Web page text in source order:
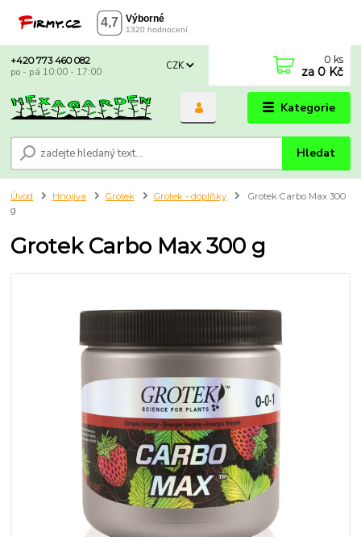
Kategorie
CZK
Hledat
+420 773 460 082
po - pá 10:00 - 17:00
0 ks
za 0 Kč
Úvod Hnojiva Grotek Grotek - doplňky
Grotek Carbo Max 300
g
Grotek Carbo Max 300 g